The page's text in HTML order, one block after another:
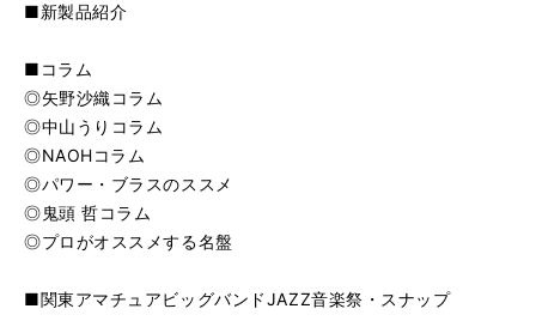
■新製品紹介
■コラム
◎矢野沙織コラム
◎中山うりコラム
◎NAOHコラム
◎パワー・ブラスのススメ
◎鬼頭 哲コラム
◎プロがオススメする名盤
■関東アマチュアビッグバンドJAZZ音楽祭・スナップ